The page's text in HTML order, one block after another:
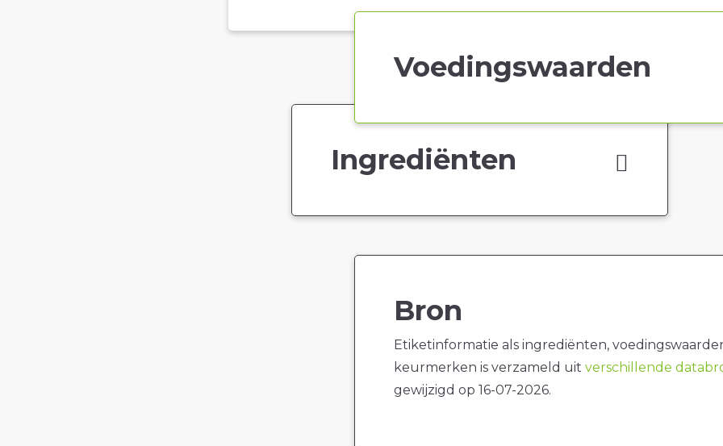
Voedingswaarden
Ingrediënten
Bron
Etiketinformatie als ingrediënten,
keurmerken is verzameld uit verschillende
gewijzigd op 16-07-2026.